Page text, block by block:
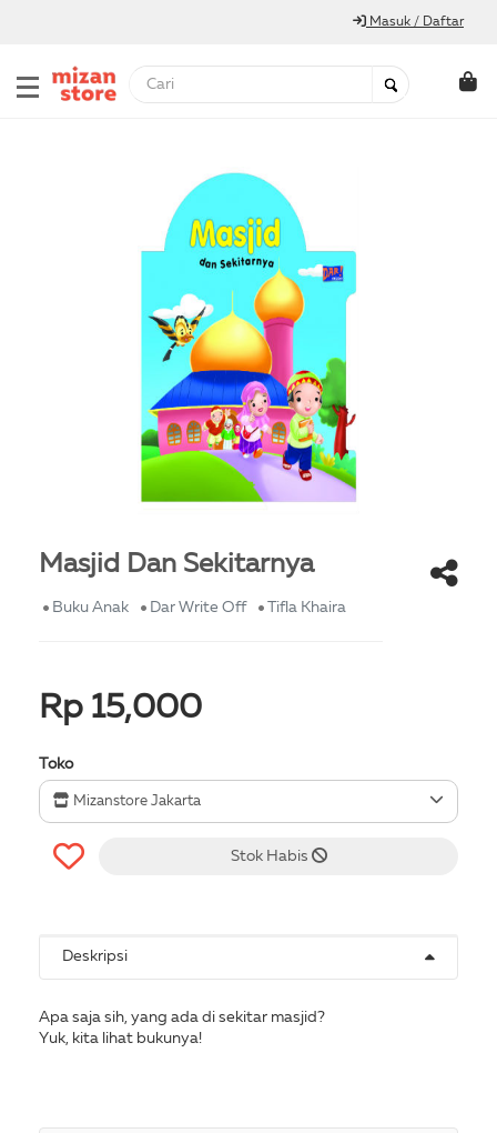
Masuk / Daftar
Masjid Dan Sekitarnya
Buku Anak Dar Write Off Tifla Khaira
Rp 15,000
Toko
Mizanstore Jakarta
Stok Habis
Deskripsi
Apa saja sih, yang ada di sekitar masjid?
Yuk, kita lihat bukunya!